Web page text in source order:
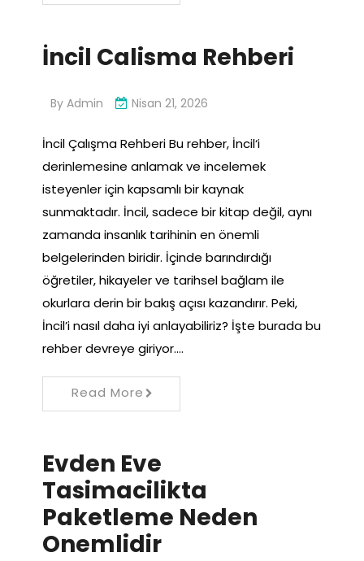
İncil Calisma Rehberi
By Admin Nisan 21, 2026
İncil Çalışma Rehberi Bu rehber, İncil‘i
derinlemesine anlamak ve incelemek
isteyenler için kapsamlı bir kaynak
sunmaktadır. İncil, sadece bir kitap değil, aynı
zamanda insanlık tarihinin en önemli
belgelerinden biridir. İçinde barındırdığı
öğretiler, hikayeler ve tarihsel bağlam ile
okurlara derin bir bakış açısı kazandırır. Peki,
İncil’i nasıl daha iyi anlayabiliriz? İşte burada bu
rehber devreye giriyor.…
Read More
Evden Eve
Tasimacilikta
Paketleme Neden
Onemlidir